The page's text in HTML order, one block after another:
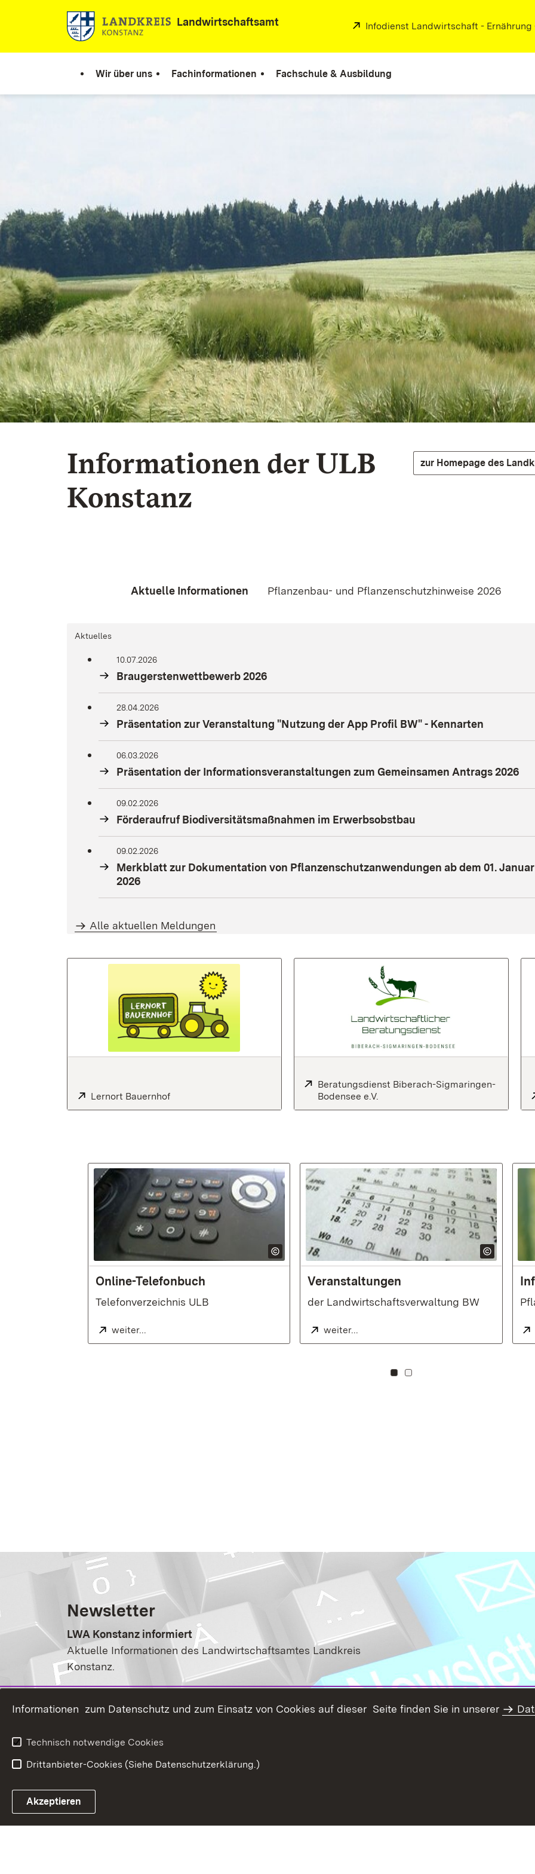
Zum Inhalt springen Landwirtschaftsamt Extern:
Infodienst Landwirtschaft - Ernährung
Wir über uns Fachinformationen Fachschule & Ausbildung
Informationen derULB
Konstanz
zur Homepage des
Aktuelle Informationen Pflanzenbau- und Pflanzenschutzhinweise 2026
Aktuelles
10.07.2026
Braugerstenwettbewerb 2026
28.04.2026
Präsentation zur Veranstaltung "Nutzung der App Profil BW" - Kennarten
06.03.2026
Präsentation der Informationsveranstaltungen zum Gemeinsamen Antrags 2026
09.02.2026
Förderaufruf Biodiversitätsmaßnahmen im Erwerbsobstbau
09.02.2026
Merkblatt zur Dokumentation von Pflanzenschutzanwendungen ab dem 01. Januar
2026
Alle aktuellen Meldungen
Extern:
Lernort Bauernhof(Öffnet in neuem Fenster)
Extern:
Beratungsdienst Biberach-Sigmaringen-
Bodensee e.V.
:
Online-Telefonbuch
Telefonverzeichnis ULB
Extern:
weiter...
Veranstaltungen
der Landwirtschaftsverwaltung BW
Extern:
weiter...
Zu Kachel: 0
Zu Kachel: 3
Newsletter
LWA Konstanz informiert
Aktuelle Informationen des Landwirtschaftsamtes Landkreis
Konstanz.
Zum Newsletter anmelden
Informationen zum Datenschutz und zum Einsatz von Cookies auf dieser Seite finden Sie in unserer
Technisch notwendige Cookies
Drittanbieter-Cookies (Siehe Datenschutzerklärung.)
Akzeptieren